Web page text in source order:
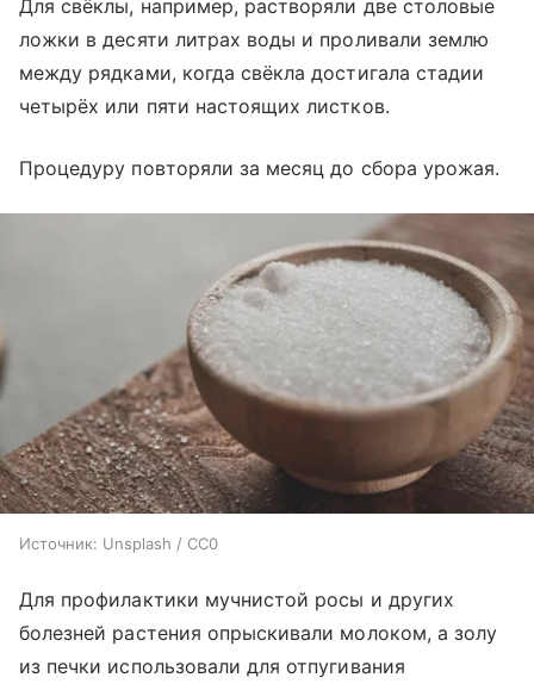
Для свёклы, например, растворяли две столовые
ложки в десяти литрах воды и проливали землю
между рядками, когда свёкла достигала стадии
четырёх или пяти настоящих листков.
Процедуру повторяли за месяц до сбора урожая.
Источник: Unsplash / CC0
Для профилактики мучнистой росы и других
болезней растения опрыскивали молоком, а золу
из печки использовали для отпугивания